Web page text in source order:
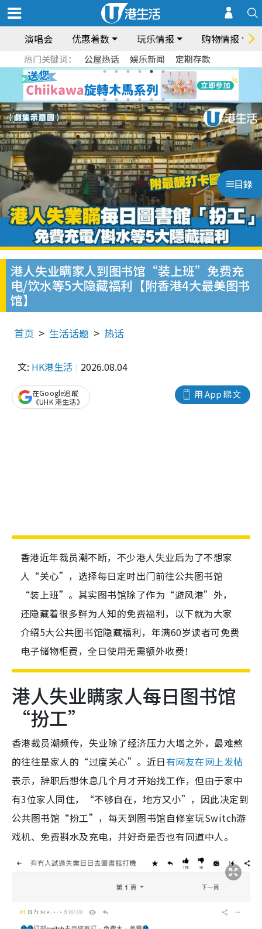
演唱会 优惠着数 玩乐情报 购物情报
热门关键词： 公屋热话 娱乐新闻 定期存款
目錄
港人失业瞒家人到图书馆“装上班”免费充
电/饮水等5大隐藏福利【附香港4大最美图书
馆】
首页 生活话题 热话
文: HK港生活 2026.08.04
用 App 睇文
在Google追蹤
《UHK 港生活》
香港近年裁员潮不断，不少港人失业后为了不想家
人“关心”，选择每日定时出门前往公共图书馆
“装上班”。其实图书馆除了作为“避风港”外，
还隐藏着很多鲜为人知的免费福利，以下就为大家
介绍5大公共图书馆隐藏福利，年满60岁读者可免费
电子储物柜费，全日使用无需额外收费！
港人失业瞒家人每日图书馆
“扮工”
香港裁员潮频传，失业除了经济压力大增之外，最难熬
的往往是家人的“过度关心”。近日有网友在网上发帖
表示，辞职后想休息几个月才开始找工作，但由于家中
有3位家人同住，“不够自在，地方又小”，因此决定到
公共图书馆“扮工”，每天到图书馆自修室玩Switch游
戏机、免费斟水及充电，并好奇是否也有同道中人。